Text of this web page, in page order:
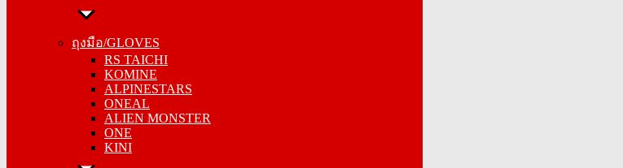
ถุงมือ/GLOVES
RS TAICHI
KOMINE
ALPINESTARS
ONEAL
ALIEN MONSTER
ONE
KINI
RS TAICHI
KOMINE
ALPINESTARS
ONEAL
ALIEN MONSTER
ONE
KINI